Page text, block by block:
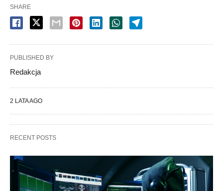
SHARE
PUBLISHED BY
Redakcja
2 LATA AGO
RECENT POSTS